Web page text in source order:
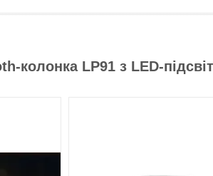
колонка LP91 з LED-